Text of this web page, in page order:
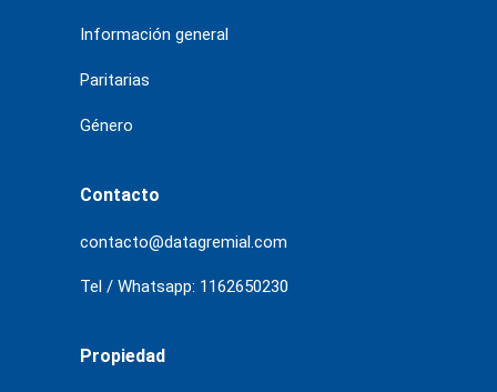
Información general
Paritarias
Género
Contacto
contacto@datagremial.com
Tel / Whatsapp: 1162650230
Propiedad